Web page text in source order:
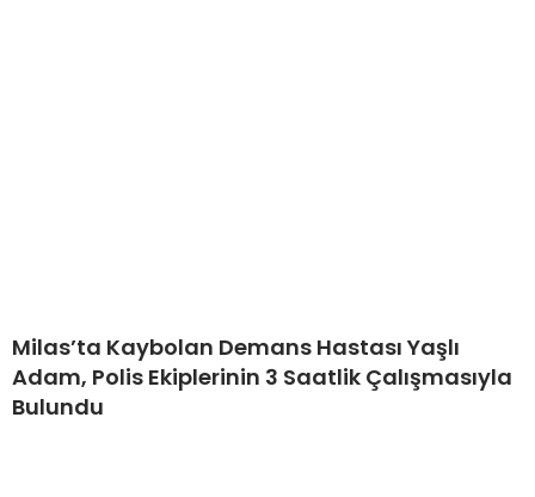
Milas’ta Kaybolan Demans Hastası Yaşlı
Adam, Polis Ekiplerinin 3 Saatlik Çalışmasıyla
Bulundu